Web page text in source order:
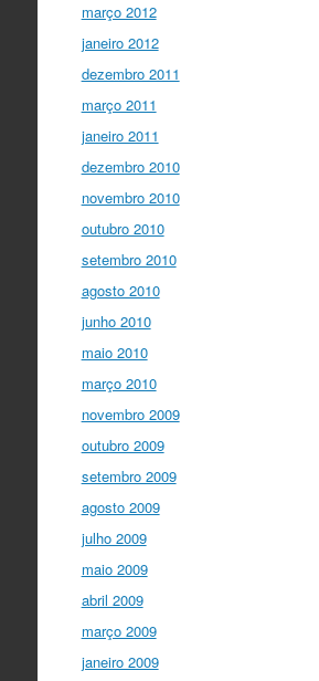
março 2012
janeiro 2012
dezembro 2011
março 2011
janeiro 2011
dezembro 2010
novembro 2010
outubro 2010
setembro 2010
agosto 2010
junho 2010
maio 2010
março 2010
novembro 2009
outubro 2009
setembro 2009
agosto 2009
julho 2009
maio 2009
abril 2009
março 2009
janeiro 2009